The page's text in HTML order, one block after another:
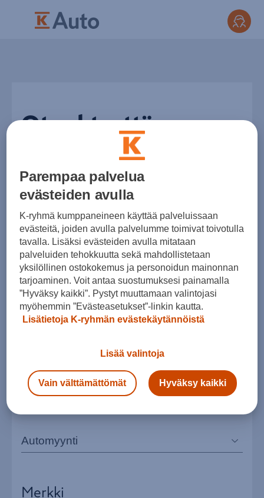
Ota yhteyttä, anna
palaute tai tee
reklamaatio
Oheisella lomakkeella voit lähettää
yhteydenottopyynnön valitsemallesi
jälleenmyyjälle tai antaa palautetta. Aloita
valitsemalla yhteydenoton aihe ja haluamasi
automerkki.
Täytä ainakin :llä merkityt pakolliset tiedot
Yhteydenoton aihe
Merkki
Parempaa palvelua
evästeiden avulla
K-ryhmä kumppaneineen käyttää palveluissaan
evästeitä, joiden avulla palvelumme toimivat toivotulla
tavalla. Lisäksi evästeiden avulla mitataan
palveluiden tehokkuutta sekä mahdollistetaan
yksilöllinen ostokokemus ja personoidun mainonnan
tarjoaminen. Voit antaa suostumuksesi painamalla
”Hyväksy kaikki”. Pystyt muuttamaan valintojasi
myöhemmin ”Evästeasetukset”-linkin kautta.
Lisätietoja K-ryhmän evästekäytännöistä
Lisää valintoja
Vain välttämättömät Hyväksy kaikki